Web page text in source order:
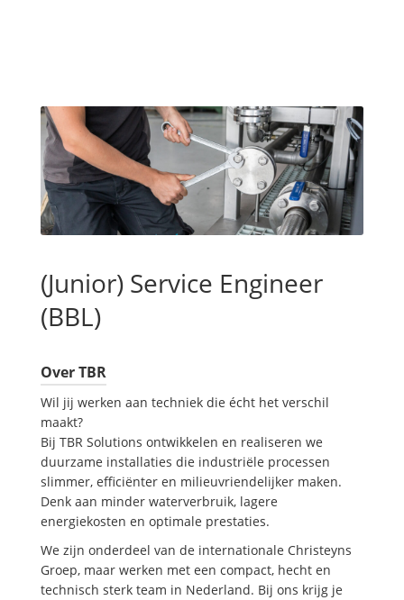
(Junior) Service Engineer
(BBL)
Over TBR
Wil jij werken aan techniek die écht het verschil
maakt?
Bij TBR Solutions ontwikkelen en realiseren we
duurzame installaties die industriële processen
slimmer, efficiënter en milieuvriendelijker maken.
Denk aan minder waterverbruik, lagere
energiekosten en optimale prestaties.
We zijn onderdeel van de internationale Christeyns
Groep, maar werken met een compact, hecht en
technisch sterk team in Nederland. Bij ons krijg je